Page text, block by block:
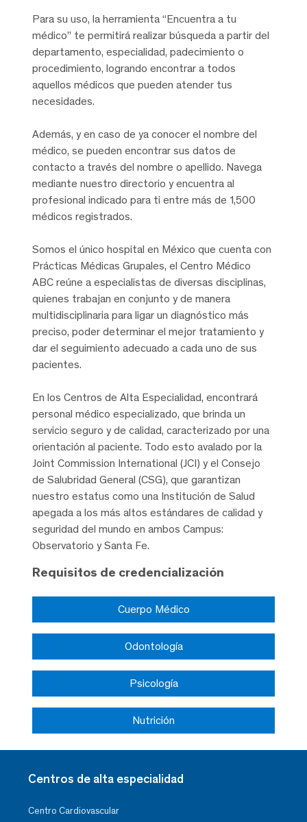
Para su uso, la herramienta “Encuentra a tu
médico” te permitirá realizar búsqueda a partir del
departamento, especialidad, padecimiento o
procedimiento, logrando encontrar a todos
aquellos médicos que pueden atender tus
necesidades.
Además, y en caso de ya conocer el nombre del
médico, se pueden encontrar sus datos de
contacto a través del nombre o apellido. Navega
mediante nuestro directorio y encuentra al
profesional indicado para ti entre más de 1,500
médicos registrados.
Somos el único hospital en México que cuenta con
Prácticas Médicas Grupales, el Centro Médico
ABC reúne a especialistas de diversas disciplinas,
quienes trabajan en conjunto y de manera
multidisciplinaria para ligar un diagnóstico más
preciso, poder determinar el mejor tratamiento y
dar el seguimiento adecuado a cada uno de sus
pacientes.
En los Centros de Alta Especialidad, encontrará
personal médico especializado, que brinda un
servicio seguro y de calidad, caracterizado por una
orientación al paciente. Todo esto avalado por la
Joint Commission International (JCI) y el Consejo
de Salubridad General (CSG), que garantizan
nuestro estatus como una Institución de Salud
apegada a los más altos estándares de calidad y
seguridad del mundo en ambos Campus:
Observatorio y Santa Fe.
Requisitos de credencialización
Cuerpo Médico
Odontología
Psicología
Nutrición
Centros de alta especialidad
Centro Cardiovascular